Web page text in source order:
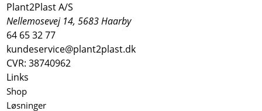
Plant2Plast A/S
Nellemosevej 14, 5683 Haarby
64 65 32 77
kundeservice@plant2plast.dk
CVR: 38740962
Links
Shop
Løsninger